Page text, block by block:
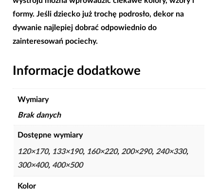
formy. Jeśli dziecko już trochę podrosło, dekor na
dywanie najlepiej dobrać odpowiednio do
zainteresowań pociechy.
Informacje dodatkowe
Wymiary
Brak danych
Dostępne wymiary
120×170, 133×190, 160×220, 200×290, 240×330,
300×400, 400×500
Kolor